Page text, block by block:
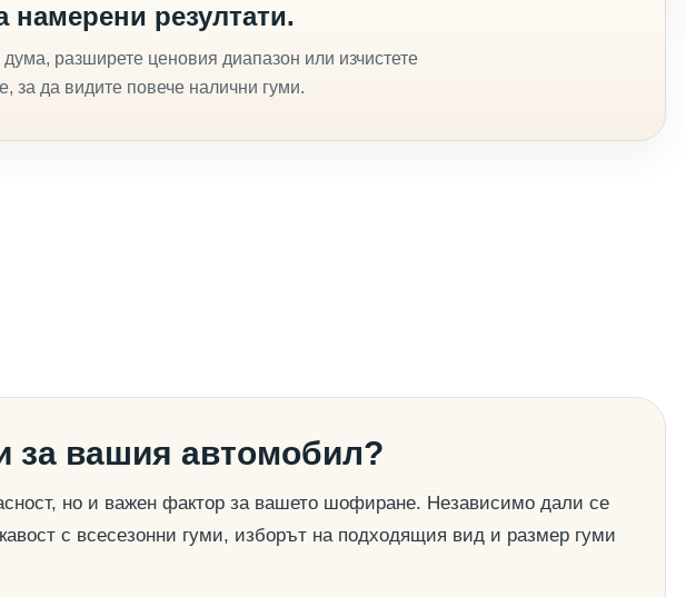
намерени резултати.
разширете ценовия диапазон или изчистете
за да видите повече налични гуми.
за вашия автомобил?
но и важен фактор за вашето шофиране. Независимо дали се
с всесезонни гуми, изборът на подходящия вид и размер гуми